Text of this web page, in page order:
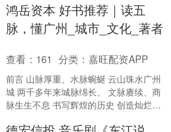
鸿岳资本 好书推荐｜读五
脉，懂广州_城市_文化_著者
查看： 161 分类：嘉旺配资APP
前言 山脉厚重、水脉蜿蜒 云山珠水广州
城 两千多年来城脉绵长、 文脉赓续、商
脉生生不息 书写辉煌的历史 创造灿烂的